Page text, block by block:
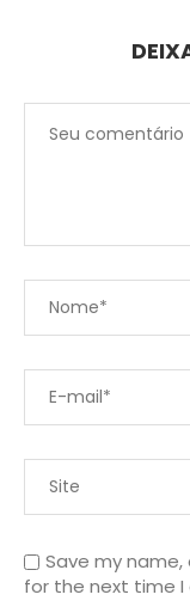
Save my
for the next time